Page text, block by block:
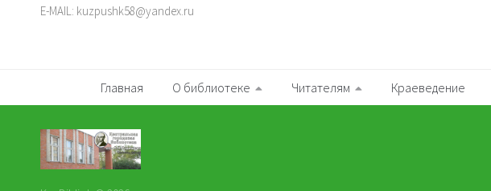
E-MAIL: kuzpushk58@yandex.ru
Главная О библиотеке Читателям Краеведение